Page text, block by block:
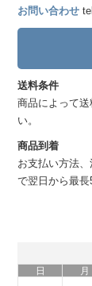
お問い合わせ
送料条件
商品によって
い。
商品到着
お支払い方法
で翌日から最長
日
月